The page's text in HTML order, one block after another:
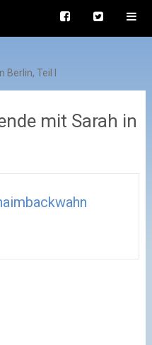
Teil I
mit Sarah in